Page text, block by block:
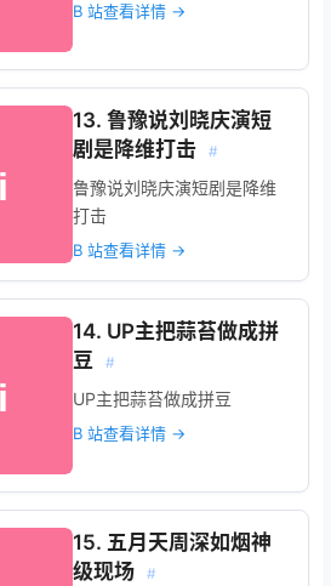
B 站查看详情 →
13. 鲁豫说刘晓庆演短
剧是降维打击
#
鲁豫说刘晓庆演短剧是降维
打击
B 站查看详情 →
14. UP主把蒜苔做成拼
豆
#
UP主把蒜苔做成拼豆
B 站查看详情 →
15. 五月天周深如烟神
级现场
#